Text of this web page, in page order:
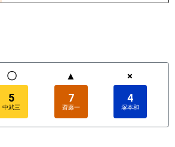
〇
5
中武三
▲
7
齋藤一
×
4
塚本和